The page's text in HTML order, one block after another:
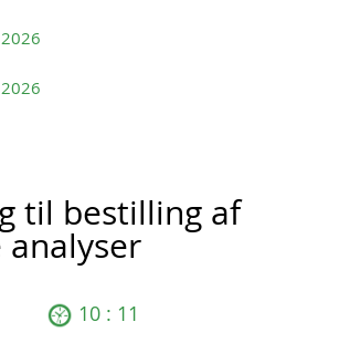
til bestilling af
analyser
10 : 11